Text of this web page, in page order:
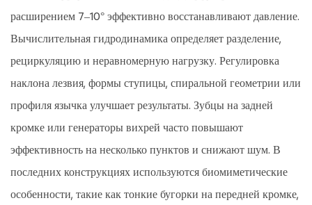
расширением 7–10° эффективно восстанавливают давление.
Вычислительная гидродинамика определяет разделение,
рециркуляцию и неравномерную нагрузку. Регулировка
наклона лезвия, формы ступицы, спиральной геометрии или
профиля язычка улучшает результаты. Зубцы на задней
кромке или генераторы вихрей часто повышают
эффективность на несколько пунктов и снижают шум. В
последних конструкциях используются биомиметические
особенности, такие как тонкие бугорки на передней кромке,